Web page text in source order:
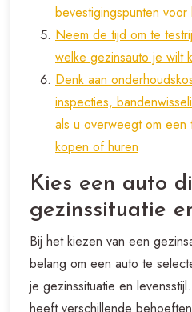
bevestigingspunten voor
Neem de tijd om te
welke gezinsauto je wilt
Denk aan
inspecties,
als u overweegt om een
kopen of huren
Kies een auto
gezinssituatie
Bij het kiezen van een
belang om een auto te
je gezinssituatie en
heeft verschillende